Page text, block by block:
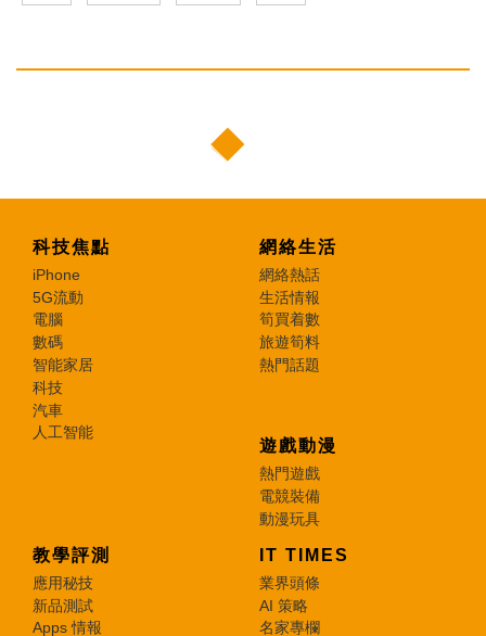
科技焦點
iPhone
5G流動
電腦
數碼
智能家居
科技
汽車
人工智能
網絡生活
網絡熱話
生活情報
筍買着數
旅遊筍料
熱門話題
遊戲動漫
熱門遊戲
電競裝備
動漫玩具
教學評測
應用秘技
新品測試
Apps 情報
IT TIMES
業界頭條
AI 策略
名家專欄